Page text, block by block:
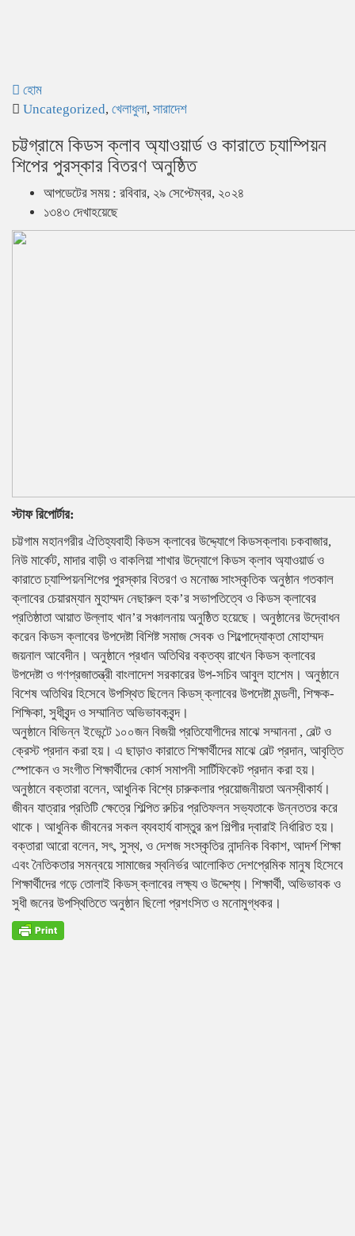
হোম
Uncategorized, খেলাধুলা, সারাদেশ
চট্টগ্রামে কিডস ক্লাব অ্যাওয়ার্ড ও কারাতে চ্যাম্পিয়ন
শিপের পুরস্কার বিতরণ অনুষ্ঠিত
আপডেটের সময় : রবিবার, ২৯ সেপ্টেম্বর, ২০২৪
১৩৪৩ দেখাহয়েছে
স্টাফ রিপোর্টার:
চট্টগাম মহানগরীর ঐতিহ্যবাহী কিডস ক্লাবের উদ্দ্যোগে কিডসক্লাব৷ চকবাজার,
নিউ মার্কেট, মাদার বাড়ী ও বাকলিয়া শাখার উদ্যোগে কিডস ক্লাব অ্যাওয়ার্ড ও
কারাতে চ্যাম্পিয়নশিপের পুরস্কার বিতরণ ও মনোজ্ঞ সাংস্কৃতিক অনুষ্ঠান গতকাল
ক্লাবের চেয়ারম্যান মুহাম্মদ নেছারুল হক’র সভাপতিত্বে ও কিডস ক্লাবের
প্রতিষ্ঠাতা আয়াত উল্লাহ খান’র সঞ্চালনায় অনুষ্ঠিত হয়েছে। অনুষ্ঠানের উদ্বোধন
করেন কিডস ক্লাবের উপদেষ্টা বিশিষ্ট সমাজ সেবক ও শিল্পোদ্যোক্তা মোহাম্মদ
জয়নাল আবেদীন। অনুষ্ঠানে প্রধান অতিথির বক্তব্য রাখেন কিডস ক্লাবের
উপদেষ্টা ও গণপ্রজাতন্ত্রী বাংলাদেশ সরকারের উপ-সচিব আবুল হাশেম। অনুষ্ঠানে
বিশেষ অতিথির হিসেবে উপস্থিত ছিলেন কিডস্ ক্লাবের উপদেষ্টা মন্ডলী, শিক্ষক-
শিক্ষিকা, সুধীবৃন্দ ও সম্মানিত অভিভাবকবৃন্দ।
অনুষ্ঠানে বিভিন্ন ইভেন্টে ১০০জন বিজয়ী প্রতিযোগীদের মাঝে সম্মাননা , বেল্ট ও
ক্রেস্ট প্রদান করা হয়। এ ছাড়াও কারাতে শিক্ষার্থীদের মাঝে বেল্ট প্রদান, আবৃত্তি
স্পোকেন ও সংগীত শিক্ষার্থীদের কোর্স সমাপনী সার্টিফিকেট প্রদান করা হয়।
অনুষ্ঠানে বক্তারা বলেন, আধুনিক বিশ্বে চারুকলার প্রয়োজনীয়তা অনস্বীকার্য।
জীবন যাত্রার প্রতিটি ক্ষেত্রে শিল্পিত রুচির প্রতিফলন সভ্যতাকে উন্নততর করে
থাকে। আধুনিক জীবনের সকল ব্যবহার্য বাস্তুর রূপ শিল্পীর দ্বারাই নির্ধারিত হয়।
বক্তারা আরো বলেন, সৎ, সুস্থ, ও দেশজ সংস্কৃতির নান্দনিক বিকাশ, আদর্শ শিক্ষা
এবং নৈতিকতার সমন্বয়ে সামাজের স্বনির্ভর আলোকিত দেশপ্রেমিক মানুষ হিসেবে
শিক্ষার্থীদের গড়ে তোলাই কিডস্ ক্লাবের লক্ষ্য ও উদ্দেশ্য। শিক্ষার্থী, অভিভাবক ও
সুধী জনের উপস্থিতিতে অনুষ্ঠান ছিলো প্রশংসিত ও মনোমুগ্ধকর।